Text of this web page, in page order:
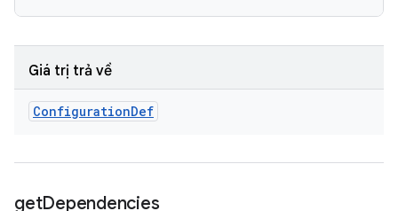
Giá trị trả về
ConfigurationDef
getDependencies